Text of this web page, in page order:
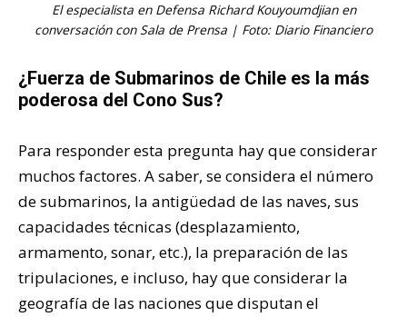
El especialista en Defensa Richard Kouyoumdjian en
conversación con Sala de Prensa | Foto: Diario Financiero
¿Fuerza de Submarinos de Chile es la más
poderosa del Cono Sus?
Para responder esta pregunta hay que considerar
muchos factores. A saber, se considera el número
de submarinos, la antigüedad de las naves, sus
capacidades técnicas (desplazamiento,
armamento, sonar, etc.), la preparación de las
tripulaciones, e incluso, hay que considerar la
geografía de las naciones que disputan el